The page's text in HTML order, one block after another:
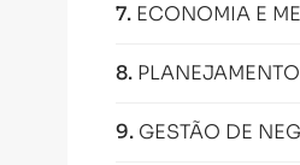
7. ECONOMIA E
8.
9. GESTÃO DE